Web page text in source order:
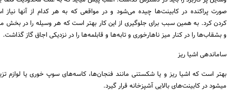
صورت پراکنده در کابینت‌ها چیده می‌شود و در مواقعی که به هر کدام از آنها نیاز
کردن کرد. به همین سبب برای جلوگیری از این کار بهتر است که هر وسیله را در بخش
و بشقاب‌ها را در کنار میز ناهارخوری و تابه‌ها و قابلمه‌ها را در نزدیکی اجاق گاز گذاشت.
ساماندهی اشیا ریز
بهتر است که اشیا ریز و یا شکستنی مانند فنجان‌ها، کاسه‌های سوپ خوری یا لوازم
می‎شود در کابینت‌های بالایی آشپزخانه قرار گیرد.